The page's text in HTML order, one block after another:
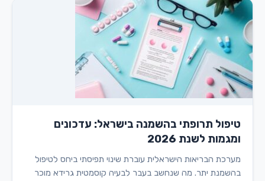
טיפול תרופתי בהשמנה בישראל: עדכונים
ומגמות לשנת 2026
מערכת הבריאות הישראלית עוברת שינוי תפיסתי ביחס לטיפול
בהשמנת יתר. מה שנחשב בעבר לבעיה קוסמטית גרידא מוכר